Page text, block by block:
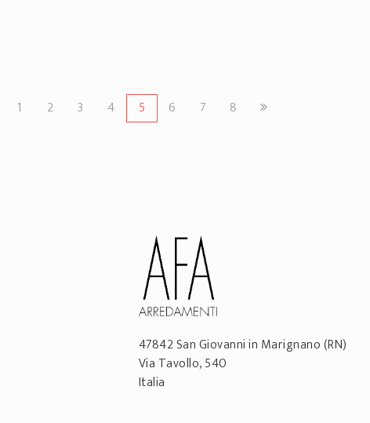
1 2 3 4 5 6 7 8
47842San Giovanni in Marignano(RN)
Via Tavollo, 540
Italia